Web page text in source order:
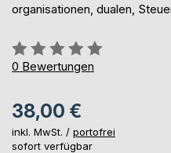
organisationen, dualen,
Bewertung::
0%
0 Bewertungen
38,00 €
inkl. MwSt. / portofrei
sofort verfügbar